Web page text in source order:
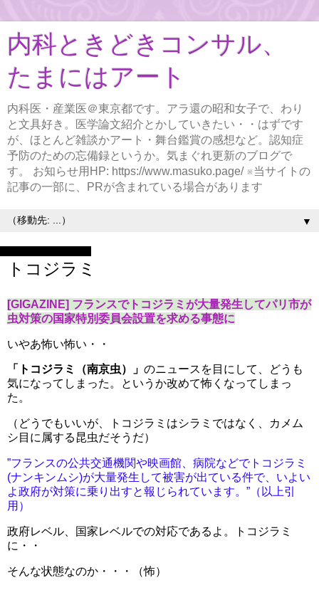
内科ときどきコンサル、
たまにはアート
内科医・産業医＠東京都です。アラ還の昭和女子で、わり
と文具好き。医学論文紹介とかしていきたい・・はずです
が、ほとんど雑談かアート・舞台鑑賞の感想など。認知症
予防のための忘備録というか。気まぐれ更新のブログで
す。 お知らせ用HP: https://www.masuko.page/ ※当サイトの
記事の一部に、PRが含まれている場合があります
▼
トコジラミ
[GIGAZINE] フランスでトコジラミが大量発生してパリ市が
虫対策の国家特別委員会設置を求める事態に
いやあ怖い怖い・・
「トコジラミ（南京虫）」 のニュースを目にして、どうも
気になってしまった。というか改めて怖くなってしまっ
た。
（どうでもいいが、トコジラミはシラミではなく、カメム
シ目に属する昆虫だそうだ）
”フランスの公共交通機関や映画館、病院などでトコジラミ
(ナンキンムシ)が大量発生して被害が出ている件で、いよい
よ政府が対策に乗り出すと報じられています。”（以上引
用）
政府レベル、国家レベルでの対応であるよ。トコジラミ
に・・
そんな状態なのか・・・（怖）